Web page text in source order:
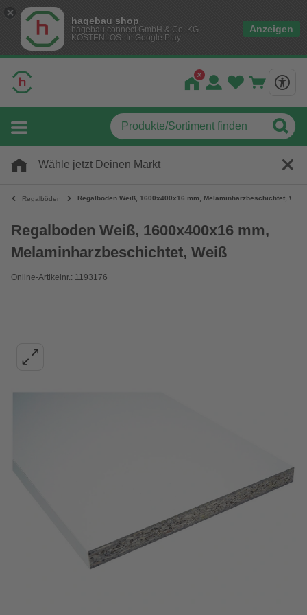
hagebau shop
hagebau connect GmbH & Co. KG
KOSTENLOS- In Google Play
Anzeigen
Wähle jetzt Deinen Markt
Regalböden Regalboden Weiß, 1600x400x16 mm, Melaminharzbeschichtet, Weiß
Regalboden Weiß, 1600x400x16 mm,
Melaminharzbeschichtet, Weiß
Online-Artikelnr.: 1193176